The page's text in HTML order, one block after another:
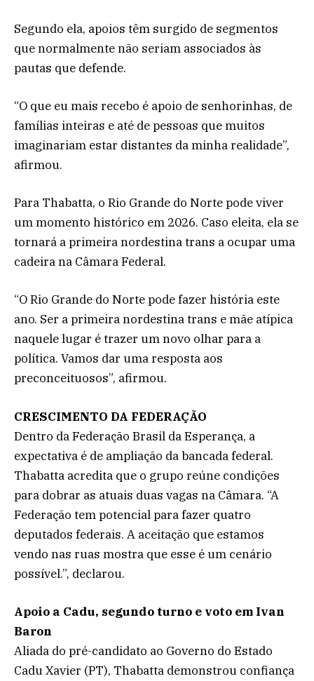
Segundo ela, apoios têm surgido de segmentos
que normalmente não seriam associados às
pautas que defende.
“O que eu mais recebo é apoio de senhorinhas, de
famílias inteiras e até de pessoas que muitos
imaginariam estar distantes da minha realidade”,
afirmou.
Para Thabatta, o Rio Grande do Norte pode viver
um momento histórico em 2026. Caso eleita, ela se
tornará a primeira nordestina trans a ocupar uma
cadeira na Câmara Federal.
“O Rio Grande do Norte pode fazer história este
ano. Ser a primeira nordestina trans e mãe atípica
naquele lugar é trazer um novo olhar para a
política. Vamos dar uma resposta aos
preconceituosos”, afirmou.
CRESCIMENTO DA FEDERAÇÃO
Dentro da Federação Brasil da Esperança, a
expectativa é de ampliação da bancada federal.
Thabatta acredita que o grupo reúne condições
para dobrar as atuais duas vagas na Câmara. “A
Federação tem potencial para fazer quatro
deputados federais. A aceitação que estamos
vendo nas ruas mostra que esse é um cenário
possível.”, declarou.
Apoio a Cadu, segundo turno e voto em Ivan
Baron
Aliada do pré-candidato ao Governo do Estado
Cadu Xavier (PT), Thabatta demonstrou confiança